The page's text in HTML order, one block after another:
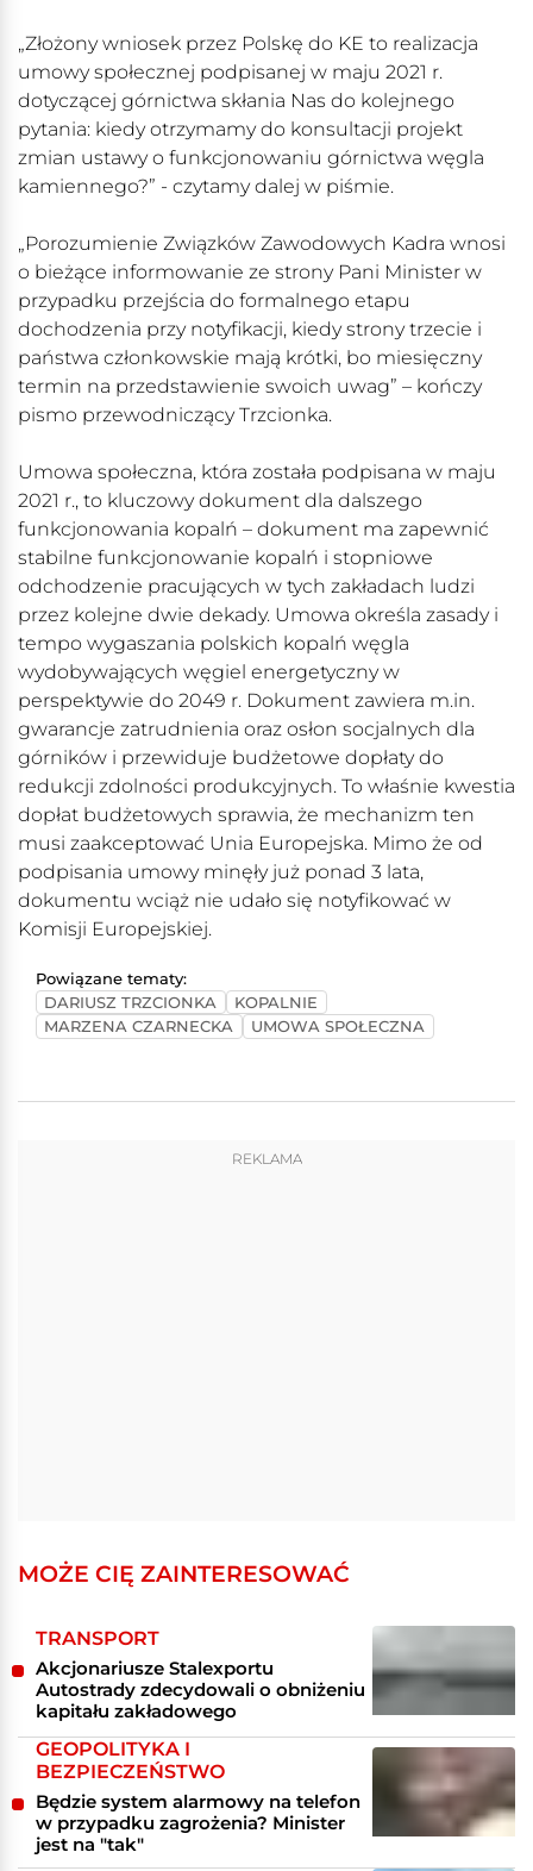
„Złożony wniosek przez Polskę do KE to realizacja
umowy społecznej podpisanej w maju 2021 r.
dotyczącej górnictwa skłania Nas do kolejnego
pytania: kiedy otrzymamy do konsultacji projekt
zmian ustawy o funkcjonowaniu górnictwa węgla
kamiennego?” - czytamy dalej w piśmie.
„Porozumienie Związków Zawodowych Kadra wnosi
o bieżące informowanie ze strony Pani Minister w
przypadku przejścia do formalnego etapu
dochodzenia przy notyfikacji, kiedy strony trzecie i
państwa członkowskie mają krótki, bo miesięczny
termin na przedstawienie swoich uwag” – kończy
pismo przewodniczący Trzcionka.
Umowa społeczna, która została podpisana w maju
2021 r., to kluczowy dokument dla dalszego
funkcjonowania kopalń – dokument ma zapewnić
stabilne funkcjonowanie kopalń i stopniowe
odchodzenie pracujących w tych zakładach ludzi
przez kolejne dwie dekady. Umowa określa zasady i
tempo wygaszania polskich kopalń węgla
wydobywających węgiel energetyczny w
perspektywie do 2049 r. Dokument zawiera m.in.
gwarancje zatrudnienia oraz osłon socjalnych dla
górników i przewiduje budżetowe dopłaty do
redukcji zdolności produkcyjnych. To właśnie kwestia
dopłat budżetowych sprawia, że mechanizm ten
musi zaakceptować Unia Europejska. Mimo że od
podpisania umowy minęły już ponad 3 lata,
dokumentu wciąż nie udało się notyfikować w
Komisji Europejskiej.
Powiązane tematy:
DARIUSZ TRZCIONKA
KOPALNIE
MARZENA CZARNECKA
UMOWA SPOŁECZNA
REKLAMA
MOŻE CIĘ ZAINTERESOWAĆ
TRANSPORT
Akcjonariusze Stalexportu
Autostrady zdecydowali o obniżeniu
kapitału zakładowego
GEOPOLITYKA I
BEZPIECZEŃSTWO
Będzie system alarmowy na telefon
w przypadku zagrożenia? Minister
jest na "tak"